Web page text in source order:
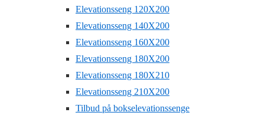
Elevationsseng 120X200
Elevationsseng 140X200
Elevationsseng 160X200
Elevationsseng 180X200
Elevationsseng 180X210
Elevationsseng 210X200
Tilbud på bokselevationssenge